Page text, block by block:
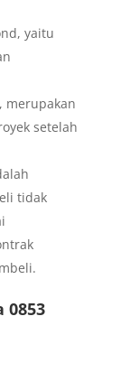
yaitu
merupakan
setelah
tidak